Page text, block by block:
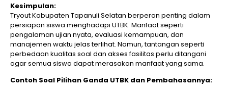
Kesimpulan:
Tryout Kabupaten Tapanuli Selatan berperan penting dalam
persiapan siswa menghadapi UTBK. Manfaat seperti
pengalaman ujian nyata, evaluasi kemampuan, dan
manajemen waktu jelas terlihat. Namun, tantangan seperti
perbedaan kualitas soal dan akses fasilitas perlu ditangani
agar semua siswa dapat merasakan manfaat yang sama.
Contoh Soal Pilihan Ganda UTBK dan Pembahasannya: